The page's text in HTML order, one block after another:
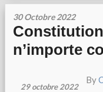
30 Octobre 2022
n’importe
By
29 octobre 2022